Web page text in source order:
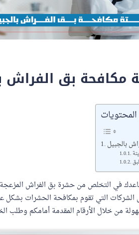
مكافحة بق الفراش
بالجبيل
في التخلص من حشرة بق الفراش
التي تقوم بمكافحة الحشرات بشكل
من خلال الأرقام المقدمة أمامكم وطلب